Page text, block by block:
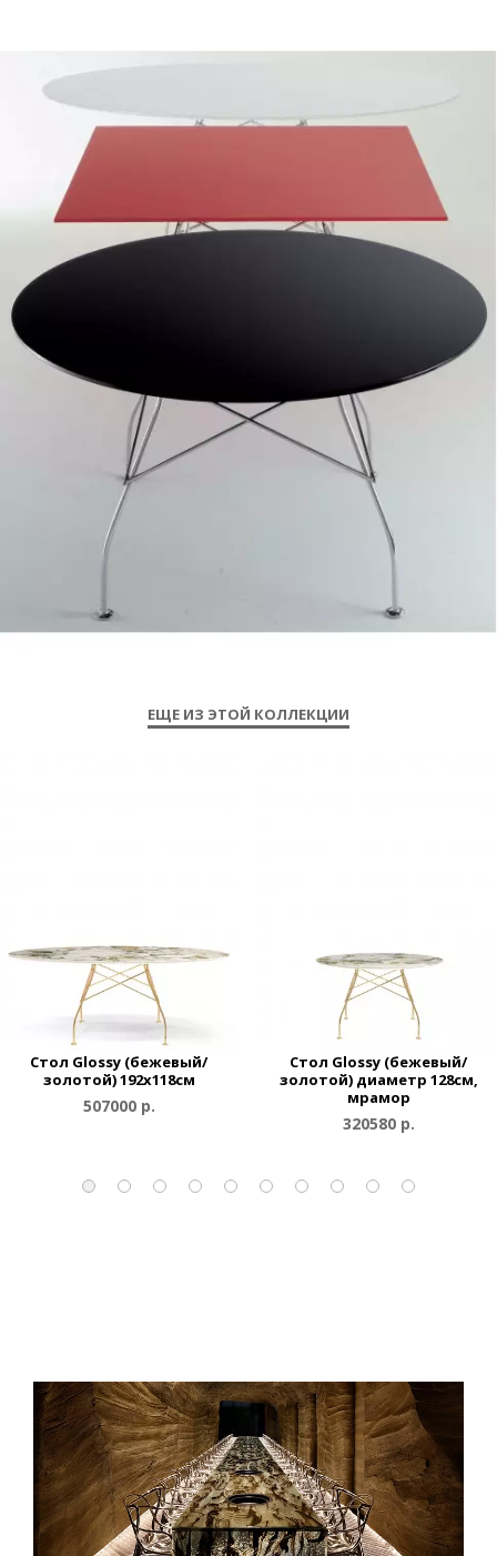
ЕЩЕ ИЗ ЭТОЙ КОЛЛЕКЦИИ
Стол Glossy (бежевый/
золотой) 192x118см
507000 р.
Стол Glossy (бежевый/
золотой) диаметр 128см,
мрамор
320580 р.